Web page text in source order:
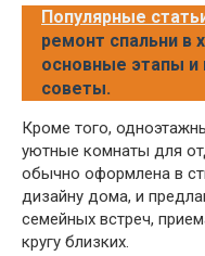
Популярные
ремонт спальни в
основные этапы и
советы.
Кроме того,
уютные комнаты для
обычно оформлена в
дизайну дома, и
семейных встреч,
кругу близких.